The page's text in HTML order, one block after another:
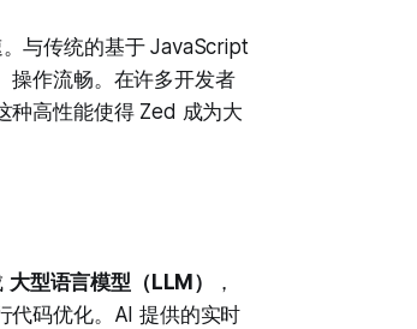
与传统的基于 JavaScript
操作流畅。在许多开发者
种高性能使得 Zed 成为大
大型语言模型（LLM）
，
代码优化。AI 提供的实时